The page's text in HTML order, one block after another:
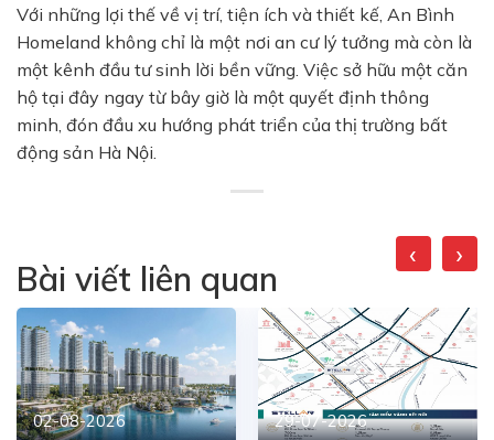
Với những lợi thế về vị trí, tiện ích và thiết kế, An Bình
Homeland không chỉ là một nơi an cư lý tưởng mà còn là
một kênh đầu tư sinh lời bền vững. Việc sở hữu một căn
hộ tại đây ngay từ bây giờ là một quyết định thông
minh, đón đầu xu hướng phát triển của thị trường bất
động sản Hà Nội.
Bài viết liên quan
02-08-2026 29-07-2026
‹ ›